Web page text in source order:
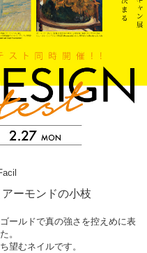
ーモンドの小枝
ールドで真の強さを控えめに表
。
望むネイルです。